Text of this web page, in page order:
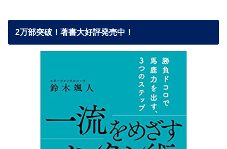
2万部突破！著書大好評発売中！